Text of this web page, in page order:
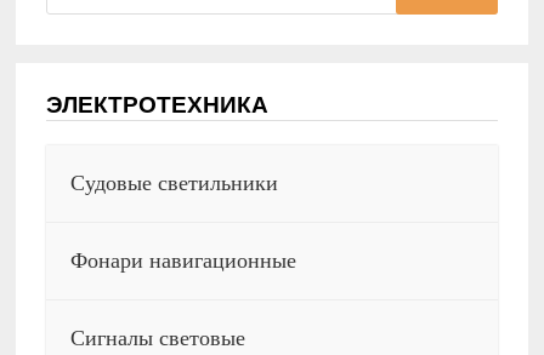
ЭЛЕКТРОТЕХНИКА
Судовые светильники
Фонари навигационные
Сигналы световые